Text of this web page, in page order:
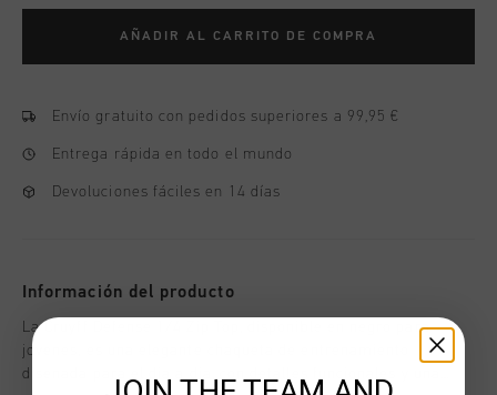
AÑADIR AL CARRITO DE COMPRA
Envío gratuito con pedidos superiores a 99,95 €
Entrega rápida en todo el mundo
Devoluciones fáciles en 14 días
Información del producto
La Cruyff Defense 1/4 Zip Top, disponible en negro para
jovenes, es una elegante chaqueta de entrenamiento
disenada para el dia a dia, con detalles funcionales y una